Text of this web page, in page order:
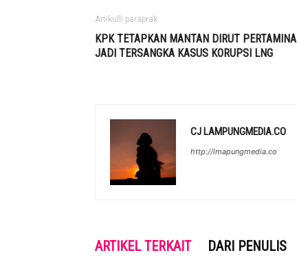
Artikulli paraprak
KPK TETAPKAN MANTAN DIRUT PERTAMINA
JADI TERSANGKA KASUS KORUPSI LNG
CJ LAMPUNGMEDIA.CO
http://lmapungmedia.co
ARTIKEL TERKAIT DARI PENULIS